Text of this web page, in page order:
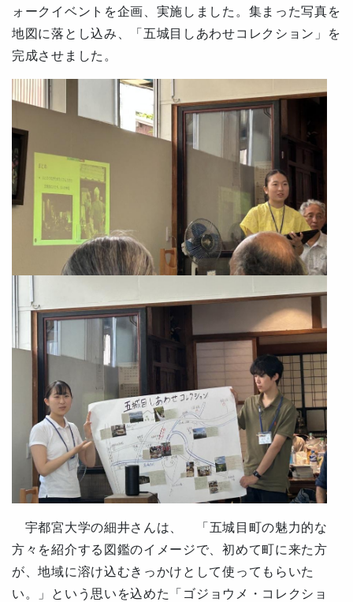
ォークイベントを企画、実施しました。 集まった写真を
地図に落とし込み、「五城目しあわせコレクション」を
完成させました。
宇都宮大学の細井さんは、
「五城目町の魅力的な
方々を紹介する図鑑のイメージで、初めて町に来た方
が、地域に溶け込むきっかけとして使ってもらいた
い。」という思いを込めた 「ゴジョウメ・コレクショ